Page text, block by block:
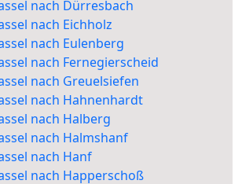
nach Dürresbach
nach Eichholz
nach Eulenberg
nach Fernegierscheid
nach Greuelsiefen
nach Hahnenhardt
nach Halberg
nach Halmshanf
nach Hanf
nach Happerschoß